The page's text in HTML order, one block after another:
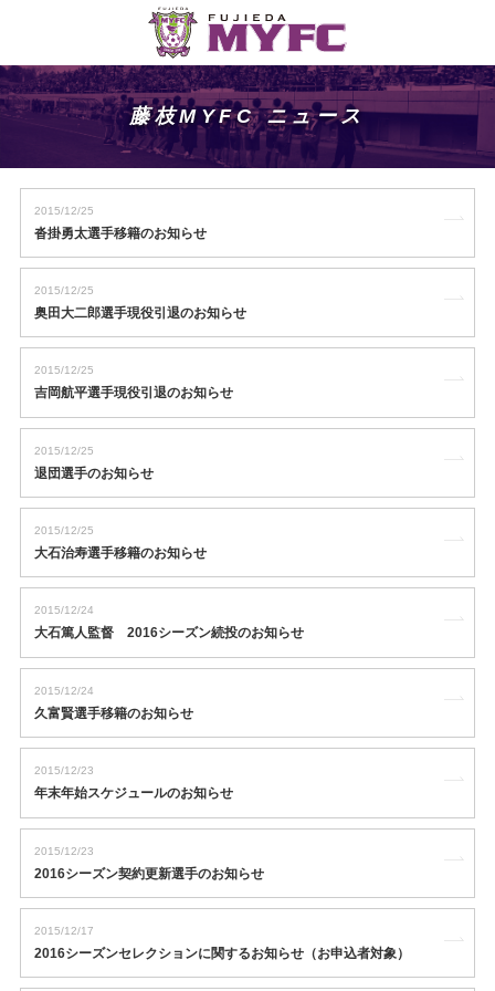
藤枝MYFC ニュース
2015/12/25
沓掛勇太選手移籍のお知らせ
2015/12/25
奥田大二郎選手現役引退のお知らせ
2015/12/25
吉岡航平選手現役引退のお知らせ
2015/12/25
退団選手のお知らせ
2015/12/25
大石治寿選手移籍のお知らせ
2015/12/24
大石篤人監督 2016シーズン続投のお知らせ
2015/12/24
久富賢選手移籍のお知らせ
2015/12/23
年末年始スケジュールのお知らせ
2015/12/23
2016シーズン契約更新選手のお知らせ
2015/12/17
2016シーズンセレクションに関するお知らせ（お申込者対象）